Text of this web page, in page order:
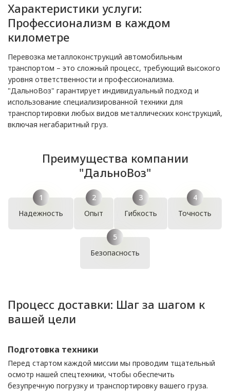
Характеристики услуги:
Профессионализм в каждом
километре
Перевозка металлоконструкций автомобильным
транспортом – это сложный процесс, требующий высокого
уровня ответственности и профессионализма.
"ДальноВоз" гарантирует индивидуальный подход и
использование специализированной техники для
транспортировки любых видов металлических конструкций,
включая негабаритный груз.
Преимущества компании
"ДальноВоз"
Надежность Опыт Гибкость Точность
Безопасность
Процесс доставки: Шаг за шагом к
вашей цели
Подготовка техники
Перед стартом каждой миссии мы проводим тщательный
осмотр нашей спецтехники, чтобы обеспечить
безупречную погрузку и транспортировку вашего груза.